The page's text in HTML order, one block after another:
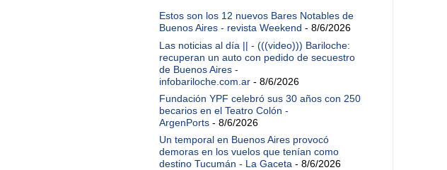
Estos son los 12 nuevos Bares Notables de
Buenos Aires - revista Weekend - 8/6/2026
Las noticias al día || - (((video))) Bariloche:
recuperan un auto con pedido de secuestro
de Buenos Aires -
infobariloche.com.ar - 8/6/2026
Fundación YPF celebró sus 30 años con 250
becarios en el Teatro Colón -
ArgenPorts - 8/6/2026
Un temporal en Buenos Aires provocó
demoras en los vuelos que tenían como
destino Tucumán - La Gaceta - 8/6/2026